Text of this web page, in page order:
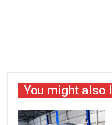
You might also